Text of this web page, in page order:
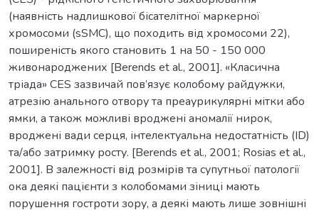
(наявність надлишкової бісателітної маркерної
хромосоми (sSMC), що походить від хромосоми 22),
поширеність якого становить 1 на 50 - 150 000
живонароджених [Berends et al., 2001]. «Класична
тріада» CES зазвичай пов’язує колобому райдужки,
атрезію анального отвору та преаурикулярні мітки або
ямки, а також можливі вроджені аномалії нирок,
вроджені вади серця, інтелектуальна недостатність (ID)
та/або затримку росту. [Berends et al., 2001; Rosias et al.,
2001]. В залежності від розмірів та супутньої патології
ока деякі пацієнти з колобомами зіниці мають
порушення гостроти зору, а деякі мають лише зовнішні